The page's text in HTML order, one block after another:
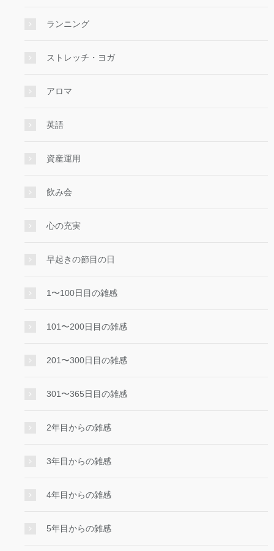
ランニング
ストレッチ・ヨガ
アロマ
英語
資産運用
飲み会
心の充実
早起きの節目の日
1〜100日目の雑感
101〜200日目の雑感
201〜300日目の雑感
301〜365日目の雑感
2年目からの雑感
3年目からの雑感
4年目からの雑感
5年目からの雑感